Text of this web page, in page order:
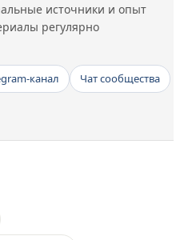
источники и опыт
регулярно
канал
Чат сообщества